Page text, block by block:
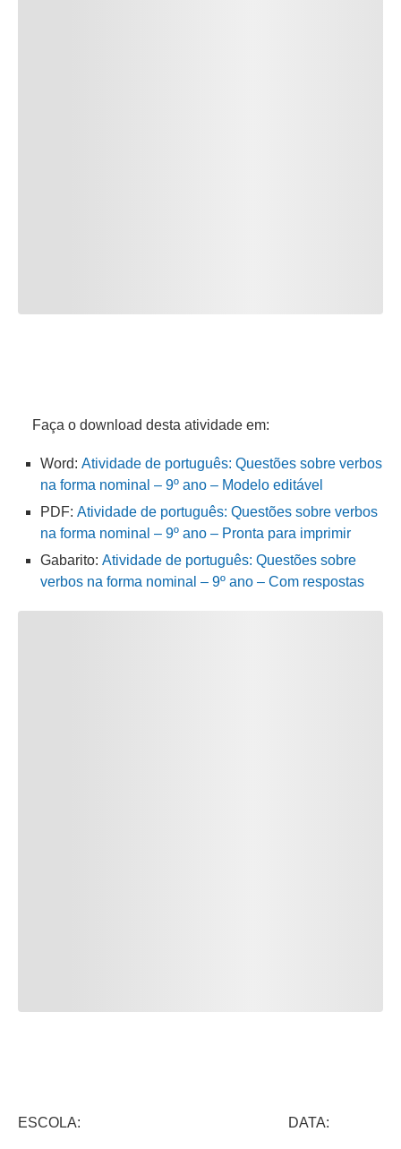
Faça o download desta atividade em:
Word: Atividade de português: Questões sobre verbos
na forma nominal – 9º ano – Modelo editável
PDF: Atividade de português: Questões sobre verbos
na forma nominal – 9º ano – Pronta para imprimir
Gabarito: Atividade de português: Questões sobre
verbos na forma nominal – 9º ano – Com respostas
ESCOLA: DATA: